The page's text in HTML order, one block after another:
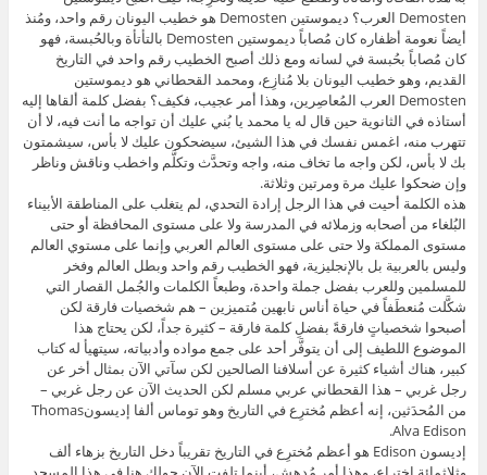
Demosten العرب؟ ديموستين Demosten هو خطيب اليونان رقم واحد، ومُنذ
أيضاً نعومة أظفاره كان مُصاباً ديموستين Demosten بالتأتأة وبالحُبسة، فهو
كان مُصاباً بحُبسة في لسانه ومع ذلك أصبح الخطيب رقم واحد في التاريخ
القديم، وهو خطيب اليونان بلا مُنازِع، ومحمد القحطاني هو ديموستين
Demosten العرب المُعاصِرين، وهذا أمر عجيب، فكيف؟ بفضل كلمة ألقاها إليه
أستاذه في الثانوية حين قال له يا محمد يا بُني عليك أن تواجه ما أنت فيه، لا أن
تتهرب منه، اغمس نفسك في هذا الشيئ، سيضحكون عليك لا بأس، سيشمتون
بك لا بأس، لكن واجه ما تخاف منه، واجه وتحدَّث وتكلَّم واخطب وناقش وناظر
وإن ضحكوا عليك مرة ومرتين وثلاثة.
هذه الكلمة أحيت في هذا الرجل إرادة التحدي، لم يتغلب على المناطقة الأبيناء
البُلغاء من أصحابه وزملائه في المدرسة ولا على مستوى المحافظة أو حتى
مستوى المملكة ولا حتى على مستوى العالم العربي وإنما على مستوي العالم
وليس بالعربية بل بالإنجليزية، فهو الخطيب رقم واحد وبطل العالم وفخر
للمسلمين وللعرب بفضل جملة واحدة، وطبعاً الكلمات والجُمل القصار التي
شكَّلت مُنعطَفاً في حياة أناس نابهين مُتميزين – هم شخصيات فارقة لكن
أصبحوا شخصياتٍ فارقةً بفضلِ كلمة فارقة – كثيرة جداً، لكن يحتاج هذا
الموضوع اللطيف إلى أن يتوفَّر أحد على جمع مواده وأدبياته، سيتهيأ له كتاب
كبير، هناك أشياء كثيرة عن أسلافنا الصالحين لكن سآتي الآن بمثال أخر عن
رجل غربي – هذا القحطاني عربي مسلم لكن الحديث الآن عن رجل غربي –
من المُحدَثين، إنه أعظم مُخترِع في التاريخ وهو توماس ألفا إديسونThomas
Alva Edison.
إديسون Edison هو أعظم مُخترِع في التاريخ تقريباً دخل التاريخ بزهاء ألف